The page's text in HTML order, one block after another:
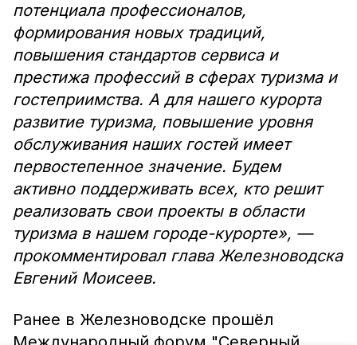
потенциала профессионалов,
формирования новых традиций,
повышения стандартов сервиса и
престижа профессий в сферах туризма и
гостеприимства. А для нашего курорта
развитие туризма, повышение уровня
обслуживания наших гостей имеет
первостепенное значение. Будем
активно поддерживать всех, кто решит
реализовать свои проекты в области
туризма в нашем городе-курорте», —
прокомментировал глава Железноводска
Евгений Моисеев.
Ранее в Железноводске прошёл